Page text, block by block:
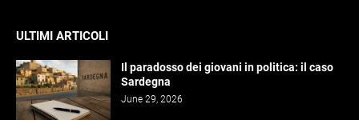
ULTIMI ARTICOLI
Il paradosso dei giovani in politica: il caso
Sardegna
June 29, 2026